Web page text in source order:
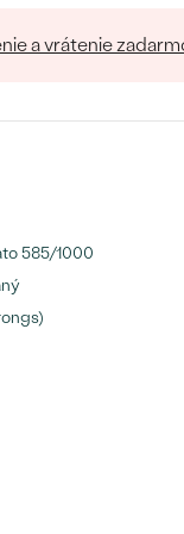
a vrátenie
585/1000